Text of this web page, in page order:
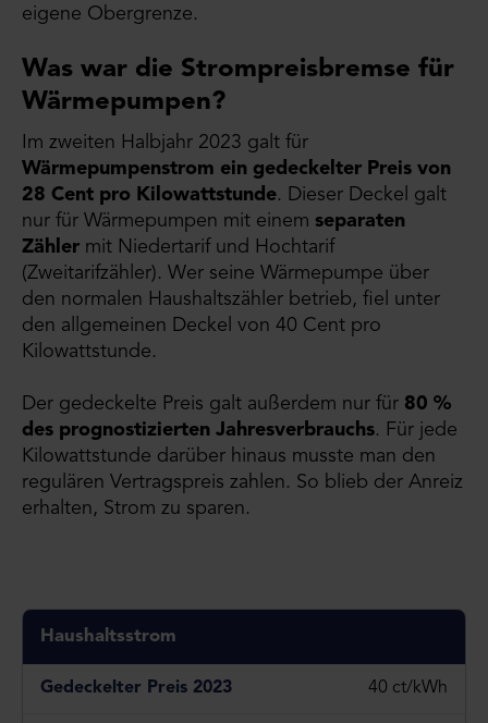
eigene Obergrenze.
Was war die Strompreisbremse für
Wärmepumpen?
Im zweiten Halbjahr 2023 galt für
Wärmepumpenstrom ein gedeckelter Preis von
28 Cent pro Kilowattstunde. Dieser Deckel galt
nur für Wärmepumpen mit einem separaten
Zähler mit Niedertarif und Hochtarif
(Zweitarifzähler). Wer seine Wärmepumpe über
den normalen Haushaltszähler betrieb, fiel unter
den allgemeinen Deckel von 40 Cent pro
Kilowattstunde.
Der gedeckelte Preis galt außerdem nur für 80 %
des prognostizierten Jahresverbrauchs. Für jede
Kilowattstunde darüber hinaus musste man den
regulären Vertragspreis zahlen. So blieb der Anreiz
erhalten, Strom zu sparen.
Haushaltsstrom
40 ct/kWh